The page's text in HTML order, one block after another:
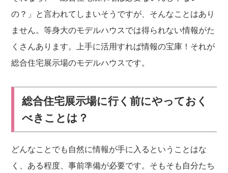
の？」と言われてしまいそうですが、そんなことはあり
ません。等身大のモデルハウスでは得られない情報がた
くさんあります。上手に活用すれば情報の宝庫！それが
総合住宅展示場のモデルハウスです。
総合住宅展示場に行く前にやっておく
べきことは？
どんなことでも自然に情報が手に入るということはな
く、ある程度、事前準備が必要です。そもそも自分たち